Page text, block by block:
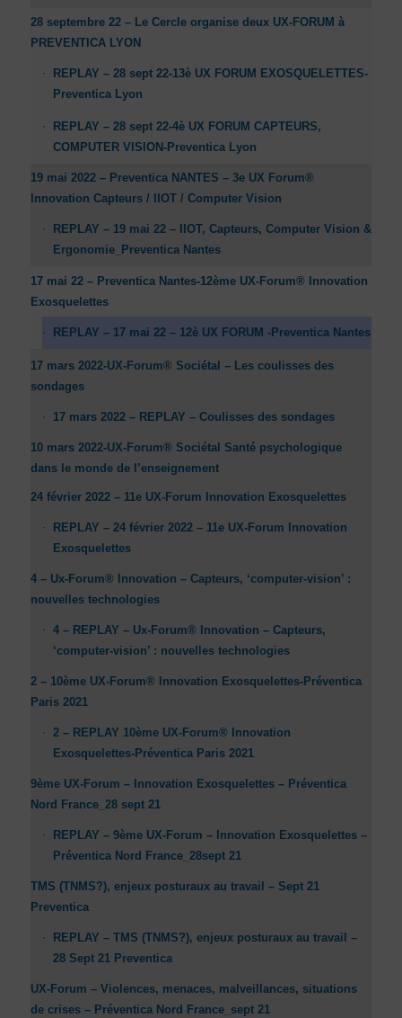
28 septembre 22 – Le Cercle organise deux UX-FORUM à
PREVENTICA LYON
REPLAY – 28 sept 22-13è UX FORUM EXOSQUELETTES-
Preventica Lyon
REPLAY – 28 sept 22-4è UX FORUM CAPTEURS,
COMPUTER VISION-Preventica Lyon
19 mai 2022 – Preventica NANTES – 3e UX Forum®
Innovation Capteurs / IIOT / Computer Vision
REPLAY – 19 mai 22 – IIOT, Capteurs, Computer Vision &
Ergonomie_Preventica Nantes
17 mai 22 – Preventica Nantes-12ème UX-Forum® Innovation
Exosquelettes
REPLAY – 17 mai 22 – 12è UX FORUM -Preventica Nantes
17 mars 2022-UX-Forum® Sociétal – Les coulisses des
sondages
17 mars 2022 – REPLAY – Coulisses des sondages
10 mars 2022-UX-Forum® Sociétal Santé psychologique
dans le monde de l’enseignement
24 février 2022 – 11e UX-Forum Innovation Exosquelettes
REPLAY – 24 février 2022 – 11e UX-Forum Innovation
Exosquelettes
4 – Ux-Forum® Innovation – Capteurs, ‘computer-vision’ :
nouvelles technologies
4 – REPLAY – Ux-Forum® Innovation – Capteurs,
‘computer-vision’ : nouvelles technologies
2 – 10ème UX-Forum® Innovation Exosquelettes-Préventica
Paris 2021
2 – REPLAY 10ème UX-Forum® Innovation
Exosquelettes-Préventica Paris 2021
9ème UX-Forum – Innovation Exosquelettes – Préventica
Nord France_28 sept 21
REPLAY – 9ème UX-Forum – Innovation Exosquelettes –
Préventica Nord France_28sept 21
TMS (TNMS?), enjeux posturaux au travail – Sept 21
Preventica
REPLAY – TMS (TNMS?), enjeux posturaux au travail –
28 Sept 21 Preventica
UX-Forum – Violences, menaces, malveillances, situations
de crises – Préventica Nord France_sept 21